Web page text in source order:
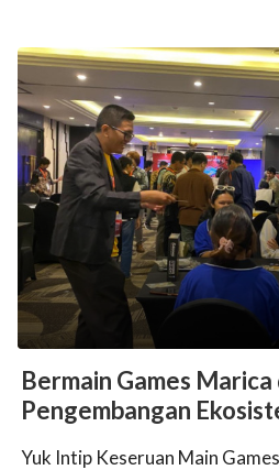
Bermain Games
Pengembangan
Yuk Intip Keseruan Main